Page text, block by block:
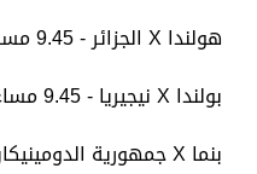
هولندا X الجزائر - 9.45 مساء
بولندا X نيجيريا - 9.45 مساء
بنما X جمهورية الدومينيكان - 3.45 فجر الخميس